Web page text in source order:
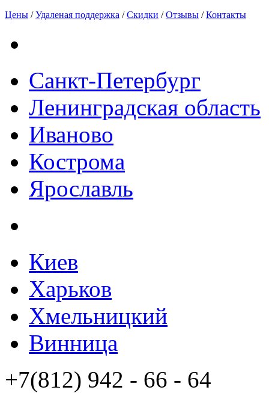
Цены /Удаленая поддержка /Скидки /Отзывы /Контакты
Санкт-Петербург
Ленинградская область
Иваново
Кострома
Ярославль
Киев
Харьков
Хмельницкий
Винница
+7(812) 942 - 66 - 64